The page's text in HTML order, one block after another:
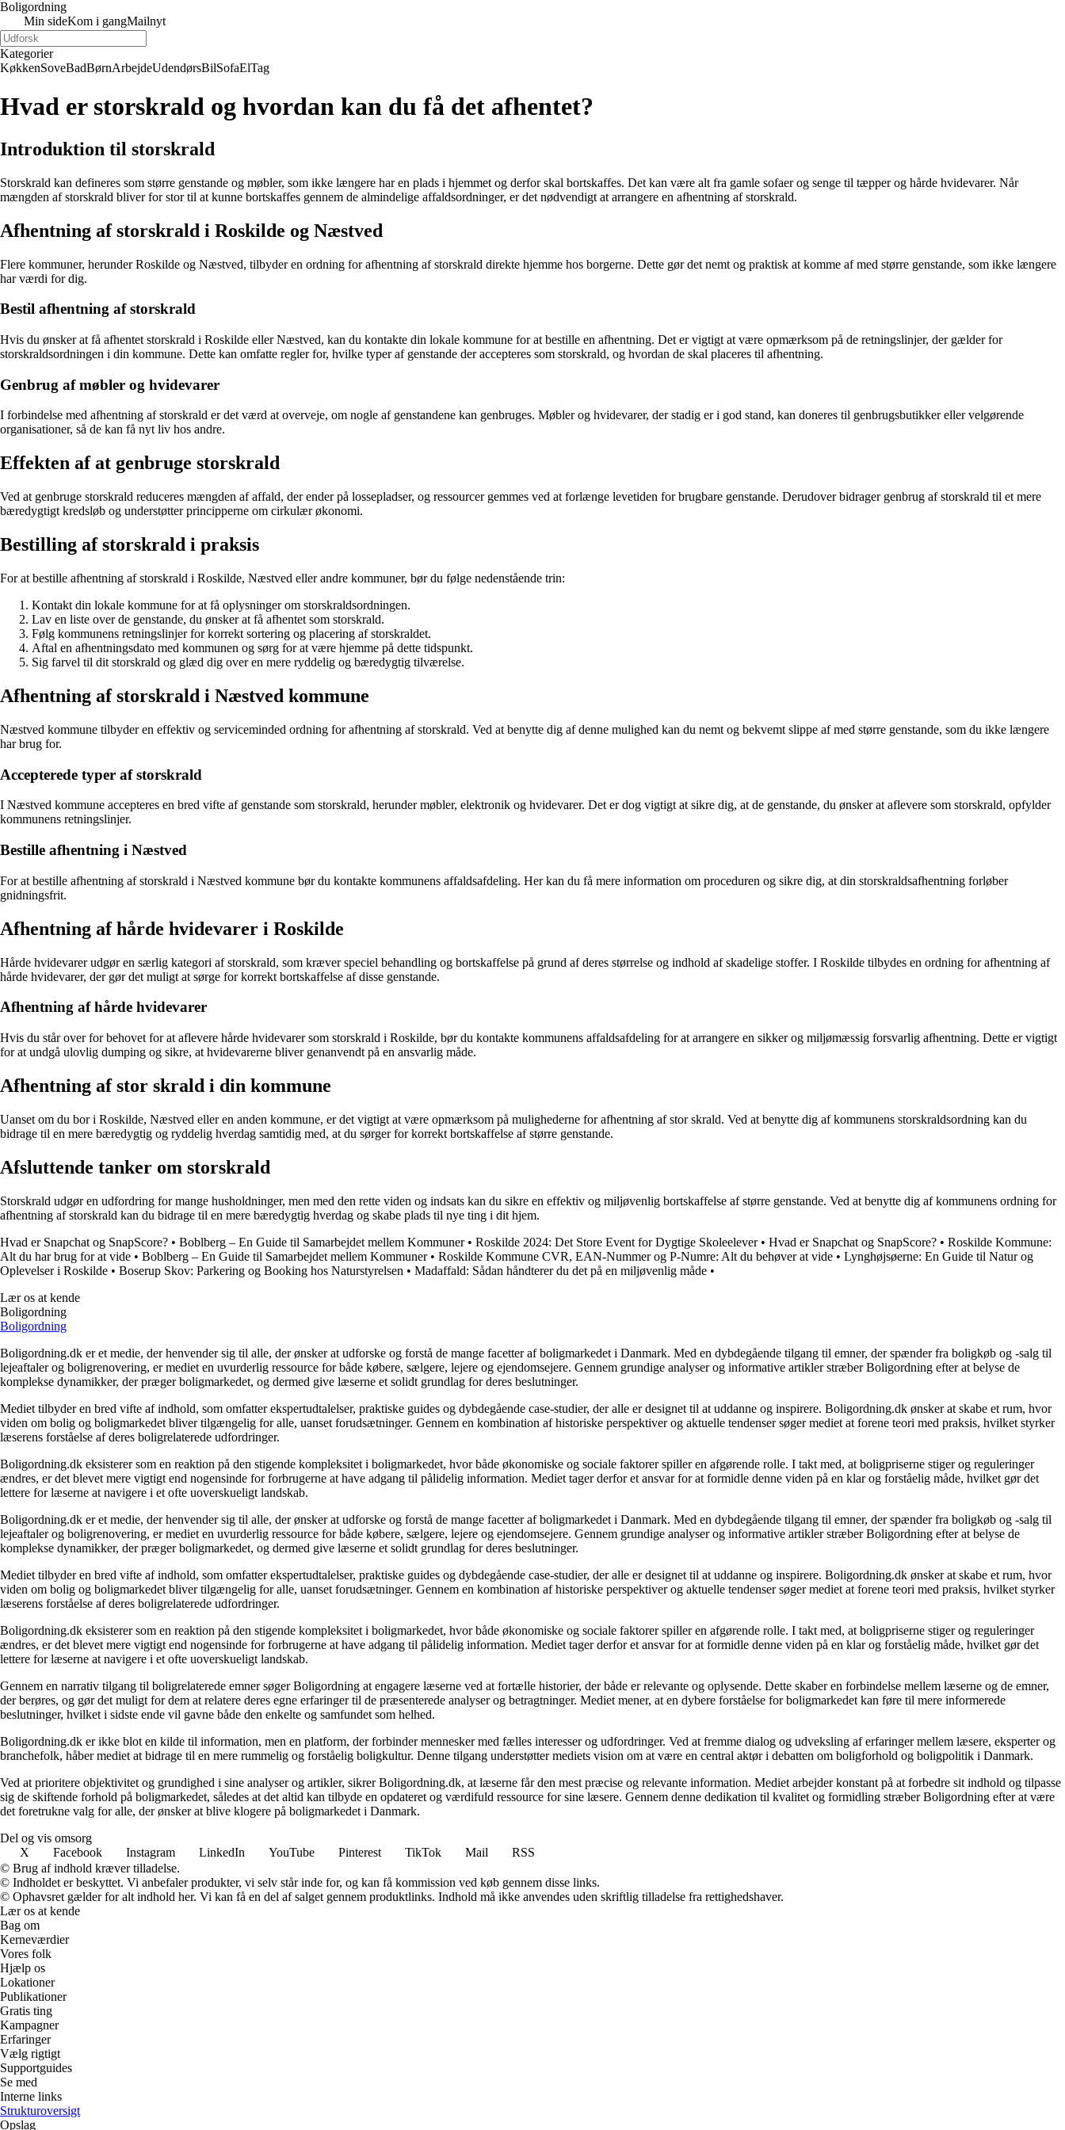
Boligordning
Min sideKom i gangMailnyt
Kategorier
KøkkenSoveBadBørnArbejdeUdendørsBilSofaElTag
Hvad er storskrald og hvordan kan du få det afhentet?
Introduktion til storskrald
Storskrald kan defineres som større genstande og møbler, som ikke længere har en plads i hjemmet og derfor skal bortskaffes. Det kan være alt fra gamle sofaer og senge til tæpper og hårde hvidevarer. Når
mængden af storskrald bliver for stor til at kunne bortskaffes gennem de almindelige affaldsordninger, er det nødvendigt at arrangere en afhentning af storskrald.
Afhentning af storskrald i Roskilde og Næstved
Flere kommuner, herunder Roskilde og Næstved, tilbyder en ordning for afhentning af storskrald direkte hjemme hos borgerne. Dette gør det nemt og praktisk at komme af med større genstande, som ikke længere
har værdi for dig.
Bestil afhentning af storskrald
Hvis du ønsker at få afhentet storskrald i Roskilde eller Næstved, kan du kontakte din lokale kommune for at bestille en afhentning. Det er vigtigt at være opmærksom på de retningslinjer, der gælder for
storskraldsordningen i din kommune. Dette kan omfatte regler for, hvilke typer af genstande der accepteres som storskrald, og hvordan de skal placeres til afhentning.
Genbrug af møbler og hvidevarer
I forbindelse med afhentning af storskrald er det værd at overveje, om nogle af genstandene kan genbruges. Møbler og hvidevarer, der stadig er i god stand, kan doneres til genbrugsbutikker eller velgørende
organisationer, så de kan få nyt liv hos andre.
Effekten af at genbruge storskrald
Ved at genbruge storskrald reduceres mængden af affald, der ender på lossepladser, og ressourcer gemmes ved at forlænge levetiden for brugbare genstande. Derudover bidrager genbrug af storskrald til et mere
bæredygtigt kredsløb og understøtter principperne om cirkulær økonomi.
Bestilling af storskrald i praksis
For at bestille afhentning af storskrald i Roskilde, Næstved eller andre kommuner, bør du følge nedenstående trin:
Kontakt din lokale kommune for at få oplysninger om storskraldsordningen.
Lav en liste over de genstande, du ønsker at få afhentet som storskrald.
Følg kommunens retningslinjer for korrekt sortering og placering af storskraldet.
Aftal en afhentningsdato med kommunen og sørg for at være hjemme på dette tidspunkt.
Sig farvel til dit storskrald og glæd dig over en mere ryddelig og bæredygtig tilværelse.
Afhentning af storskrald i Næstved kommune
Næstved kommune tilbyder en effektiv og serviceminded ordning for afhentning af storskrald. Ved at benytte dig af denne mulighed kan du nemt og bekvemt slippe af med større genstande, som du ikke længere
har brug for.
Accepterede typer af storskrald
I Næstved kommune accepteres en bred vifte af genstande som storskrald, herunder møbler, elektronik og hvidevarer. Det er dog vigtigt at sikre dig, at de genstande, du ønsker at aflevere som storskrald, opfylder
kommunens retningslinjer.
Bestille afhentning i Næstved
For at bestille afhentning af storskrald i Næstved kommune bør du kontakte kommunens affaldsafdeling. Her kan du få mere information om proceduren og sikre dig, at din storskraldsafhentning forløber
gnidningsfrit.
Afhentning af hårde hvidevarer i Roskilde
Hårde hvidevarer udgør en særlig kategori af storskrald, som kræver speciel behandling og bortskaffelse på grund af deres størrelse og indhold af skadelige stoffer. I Roskilde tilbydes en ordning for afhentning af
hårde hvidevarer, der gør det muligt at sørge for korrekt bortskaffelse af disse genstande.
Afhentning af hårde hvidevarer
Hvis du står over for behovet for at aflevere hårde hvidevarer som storskrald i Roskilde, bør du kontakte kommunens affaldsafdeling for at arrangere en sikker og miljømæssig forsvarlig afhentning. Dette er vigtigt
for at undgå ulovlig dumping og sikre, at hvidevarerne bliver genanvendt på en ansvarlig måde.
Afhentning af stor skrald i din kommune
Uanset om du bor i Roskilde, Næstved eller en anden kommune, er det vigtigt at være opmærksom på mulighederne for afhentning af stor skrald. Ved at benytte dig af kommunens storskraldsordning kan du
bidrage til en mere bæredygtig og ryddelig hverdag samtidig med, at du sørger for korrekt bortskaffelse af større genstande.
Afsluttende tanker om storskrald
Storskrald udgør en udfordring for mange husholdninger, men med den rette viden og indsats kan du sikre en effektiv og miljøvenlig bortskaffelse af større genstande. Ved at benytte dig af kommunens ordning for
afhentning af storskrald kan du bidrage til en mere bæredygtig hverdag og skabe plads til nye ting i dit hjem.
Hvad er Snapchat og SnapScore? • Boblberg – En Guide til Samarbejdet mellem Kommuner• Roskilde 2024: Det Store Event for Dygtige Skoleelever• Hvad er Snapchat og SnapScore? • Roskilde Kommune:
Alt du har brug for at vide • Boblberg – En Guide til Samarbejdet mellem Kommuner• Roskilde Kommune CVR, EAN-Nummer og P-Numre: Alt du behøver at vide • Lynghøjsøerne: En Guide til Natur og
Oplevelser i Roskilde • Boserup Skov: Parkering og Booking hos Naturstyrelsen • Madaffald: Sådan håndterer du det på en miljøvenlig måde •
Lær os at kende
Boligordning
Boligordning
Boligordning.dk er et medie, der henvender sig til alle, der ønsker at udforske og forstå de mange facetter af boligmarkedet i Danmark. Med en dybdegående tilgang til emner, der spænder fra boligkøb og -salg til
lejeaftaler og boligrenovering, er mediet en uvurderlig ressource for både købere, sælgere, lejere og ejendomsejere. Gennem grundige analyser og informative artikler stræber Boligordning efter at belyse de
komplekse dynamikker, der præger boligmarkedet, og dermed give læserne et solidt grundlag for deres beslutninger.
Mediet tilbyder en bred vifte af indhold, som omfatter ekspertudtalelser, praktiske guides og dybdegående case-studier, der alle er designet til at uddanne og inspirere. Boligordning.dk ønsker at skabe et rum, hvor
viden om bolig og boligmarkedet bliver tilgængelig for alle, uanset forudsætninger. Gennem en kombination af historiske perspektiver og aktuelle tendenser søger mediet at forene teori med praksis, hvilket styrker
læserens forståelse af deres boligrelaterede udfordringer.
Boligordning.dk eksisterer som en reaktion på den stigende kompleksitet i boligmarkedet, hvor både økonomiske og sociale faktorer spiller en afgørende rolle. I takt med, at boligpriserne stiger og reguleringer
ændres, er det blevet mere vigtigt end nogensinde for forbrugerne at have adgang til pålidelig information. Mediet tager derfor et ansvar for at formidle denne viden på en klar og forståelig måde, hvilket gør det
lettere for læserne at navigere i et ofte uoverskueligt landskab.
Boligordning.dk er et medie, der henvender sig til alle, der ønsker at udforske og forstå de mange facetter af boligmarkedet i Danmark. Med en dybdegående tilgang til emner, der spænder fra boligkøb og -salg til
lejeaftaler og boligrenovering, er mediet en uvurderlig ressource for både købere, sælgere, lejere og ejendomsejere. Gennem grundige analyser og informative artikler stræber Boligordning efter at belyse de
komplekse dynamikker, der præger boligmarkedet, og dermed give læserne et solidt grundlag for deres beslutninger.
Mediet tilbyder en bred vifte af indhold, som omfatter ekspertudtalelser, praktiske guides og dybdegående case-studier, der alle er designet til at uddanne og inspirere. Boligordning.dk ønsker at skabe et rum, hvor
viden om bolig og boligmarkedet bliver tilgængelig for alle, uanset forudsætninger. Gennem en kombination af historiske perspektiver og aktuelle tendenser søger mediet at forene teori med praksis, hvilket styrker
læserens forståelse af deres boligrelaterede udfordringer.
Boligordning.dk eksisterer som en reaktion på den stigende kompleksitet i boligmarkedet, hvor både økonomiske og sociale faktorer spiller en afgørende rolle. I takt med, at boligpriserne stiger og reguleringer
ændres, er det blevet mere vigtigt end nogensinde for forbrugerne at have adgang til pålidelig information. Mediet tager derfor et ansvar for at formidle denne viden på en klar og forståelig måde, hvilket gør det
lettere for læserne at navigere i et ofte uoverskueligt landskab.
Gennem en narrativ tilgang til boligrelaterede emner søger Boligordning at engagere læserne ved at fortælle historier, der både er relevante og oplysende. Dette skaber en forbindelse mellem læserne og de emner,
der berøres, og gør det muligt for dem at relatere deres egne erfaringer til de præsenterede analyser og betragtninger. Mediet mener, at en dybere forståelse for boligmarkedet kan føre til mere informerede
beslutninger, hvilket i sidste ende vil gavne både den enkelte og samfundet som helhed.
Boligordning.dk er ikke blot en kilde til information, men en platform, der forbinder mennesker med fælles interesser og udfordringer. Ved at fremme dialog og udveksling af erfaringer mellem læsere, eksperter og
branchefolk, håber mediet at bidrage til en mere rummelig og forståelig boligkultur. Denne tilgang understøtter mediets vision om at være en central aktør i debatten om boligforhold og boligpolitik i Danmark.
Ved at prioritere objektivitet og grundighed i sine analyser og artikler, sikrer Boligordning.dk, at læserne får den mest præcise og relevante information. Mediet arbejder konstant på at forbedre sit indhold og tilpasse
sig de skiftende forhold på boligmarkedet, således at det altid kan tilbyde en opdateret og værdifuld ressource for sine læsere. Gennem denne dedikation til kvalitet og formidling stræber Boligordning efter at være
det foretrukne valg for alle, der ønsker at blive klogere på boligmarkedet i Danmark.
Del og vis omsorg
X
Facebook Instagram LinkedIn YouTube Pinterest TikTok Mail
RSS
© Brug af indhold kræver tilladelse.
© Indholdet er beskyttet. Vi anbefaler produkter, vi selv står inde for, og kan få kommission ved køb gennem disse links.
© Ophavsret gælder for alt indhold her. Vi kan få en del af salget gennem produktlinks. Indhold må ikke anvendes uden skriftlig tilladelse fra rettighedshaver.
Lær os at kende
Bag om
Kerneværdier
Vores folk
Hjælp os
Lokationer
Publikationer
Gratis ting
Kampagner
Erfaringer
Vælg rigtigt
Supportguides
Se med
Interne links
Strukturoversigt
Opslag